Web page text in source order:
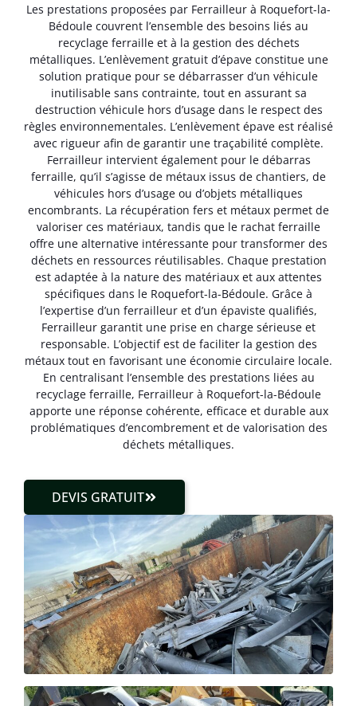
Les prestations proposées par Ferrailleur à Roquefort-la-
Bédoule couvrent l’ensemble des besoins liés au
recyclage ferraille et à la gestion des déchets
métalliques. L’enlèvement gratuit d’épave constitue une
solution pratique pour se débarrasser d’un véhicule
inutilisable sans contrainte, tout en assurant sa
destruction véhicule hors d’usage dans le respect des
règles environnementales. L’enlèvement épave est réalisé
avec rigueur afin de garantir une traçabilité complète.
Ferrailleur intervient également pour le débarras
ferraille, qu’il s’agisse de métaux issus de chantiers, de
véhicules hors d’usage ou d’objets métalliques
encombrants. La récupération fers et métaux permet de
valoriser ces matériaux, tandis que le rachat ferraille
offre une alternative intéressante pour transformer des
déchets en ressources réutilisables. Chaque prestation
est adaptée à la nature des matériaux et aux attentes
spécifiques dans le Roquefort-la-Bédoule. Grâce à
l’expertise d’un ferrailleur et d’un épaviste qualifiés,
Ferrailleur garantit une prise en charge sérieuse et
responsable. L’objectif est de faciliter la gestion des
métaux tout en favorisant une économie circulaire locale.
En centralisant l’ensemble des prestations liées au
recyclage ferraille, Ferrailleur à Roquefort-la-Bédoule
apporte une réponse cohérente, efficace et durable aux
problématiques d’encombrement et de valorisation des
déchets métalliques.
DEVIS GRATUIT